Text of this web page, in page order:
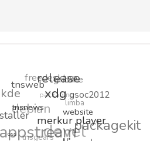
xdg
release
tnsweb
tnsnews
merkur player
website
gsoc2012
gnome
freedesktop
kde
oss packagekit
limba
packaging
debian
appstream
devel
tnsgears